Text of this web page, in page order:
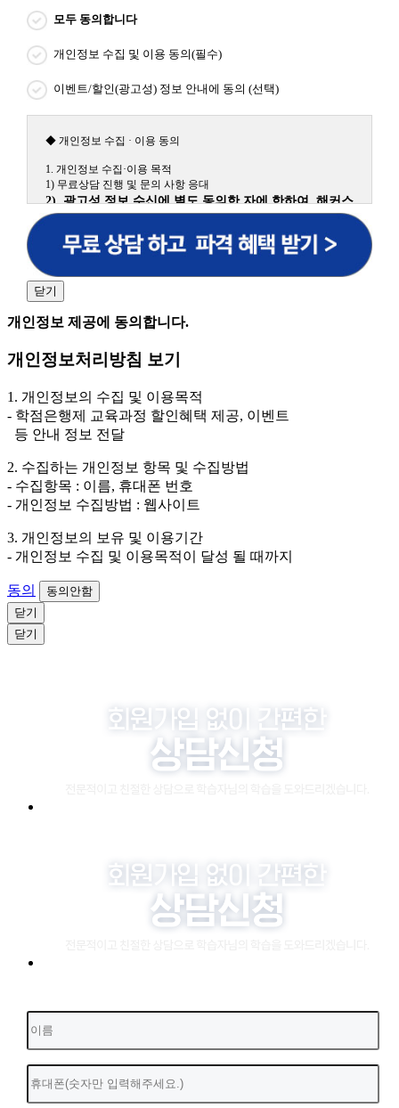
모두 동의합니다
개인정보 수집 및 이용 동의(필수)
이벤트/할인(광고성) 정보 안내에 동의 (선택)
◆ 개인정보 수집 · 이용 동의
1. 개인정보 수집·이용 목적
1) 무료상담 진행 및 문의 사항 응대
2) 광고성 정보 수신에 별도 동의한 자에 한하여 해커스
원격평생교육원을 비롯한 해커스 교육그룹의 새로운 서
비스 신상품이나 이벤트, 최신 정보 안내 등 신청자의 취
향에 맞는 최적의 서비스를 제공하기 위함.
어, 해커스일본어, 해커스잡, 해커스금융, 해커스임용, 해커스공무
원, 해커스경찰, 해커스소방, 해커스공인중개사, 해커스주택관리
사, 해커스편입 등)
3. 개인정보 보유/이용 기간: 법령상 정하는 경우를 제
외하고는 회원탈퇴 시까지 이용 및 보관합니다. 단, 비회
원이거나 상담 시로부터 3년 이내 탈퇴하는 자의 경우,
소비자 불만 또는 분쟁처리를 위해 3년간 보관합니다.
의 경우에는 상담 신청이 제한됩니다.
닫기
개인정보 제공에 동의합니다.
개인정보처리방침 보기
1. 개인정보의 수집 및 이용목적
- 학점은행제 교육과정 할인혜택 제공, 이벤트
등 안내 정보 전달
2. 수집하는 개인정보 항목 및 수집방법
- 수집항목 : 이름, 휴대폰 번호
- 개인정보 수집방법 : 웹사이트
3. 개인정보의 보유 및 이용기간
- 개인정보 수집 및 이용목적이 달성 될 때까지
동의
동의안함
닫기
닫기